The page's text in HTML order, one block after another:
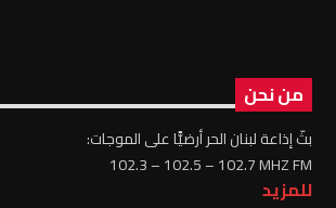
من نحن
بثّ إذاعة لبنان الحر أرضيًّا على الموجات:
102.3 – 102.5 – 102.7 MHZ FM
للمزيد